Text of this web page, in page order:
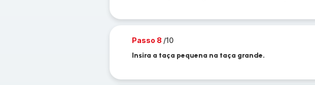
Passo 8 /10
Insira a taça pequena na taça grande.